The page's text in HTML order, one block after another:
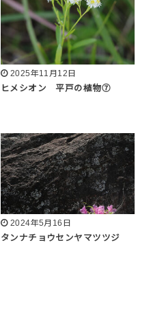
2025年11月12日
ヒメシオン 平戸の植物⑦
2024年5月16日
タンナチョウセンヤマツツジ